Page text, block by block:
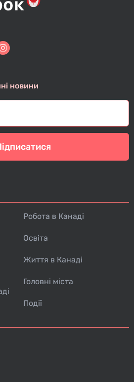
новини
Робота в Канаді
Освіта
Життя в Канаді
Головні міста
Події